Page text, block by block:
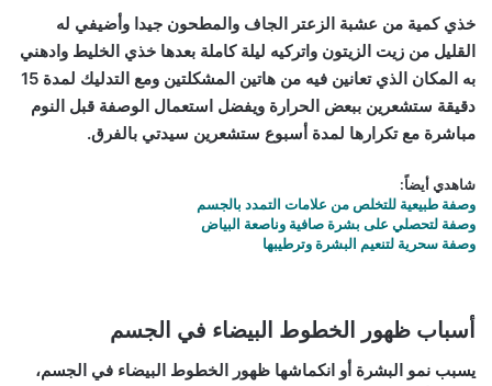
خذي كمية من عشبة الزعتر الجاف والمطحون جيدا وأضيفي له
القليل من زيت الزيتون واتركيه ليلة كاملة بعدها خذي الخليط وادهني
به المكان الذي تعانين فيه من هاتين المشكلتين ومع التدليك لمدة 15
دقيقة ستشعرين ببعض الحرارة ويفضل استعمال الوصفة قبل النوم
مباشرة مع تكرارها لمدة أسبوع ستشعرين سيدتي بالفرق.
شاهدي أيضاً:
وصفة طبيعية للتخلص من علامات التمدد بالجسم
وصفة لتحصلي على بشرة صافية وناصعة البياض
وصفة سحرية لتنعيم البشرة وترطيبها
أسباب ظهور الخطوط البيضاء في الجسم
يسبب نمو البشرة أو انكماشها ظهور الخطوط البيضاء في الجسم،